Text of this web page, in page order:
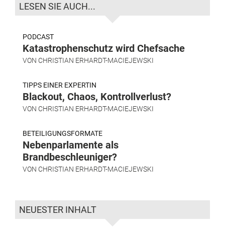
LESEN SIE AUCH...
PODCAST
Katastrophenschutz wird Chefsache
VON CHRISTIAN ERHARDT-MACIEJEWSKI
TIPPS EINER EXPERTIN
Blackout, Chaos, Kontrollverlust?
VON CHRISTIAN ERHARDT-MACIEJEWSKI
BETEILIGUNGSFORMATE
Nebenparlamente als
Brandbeschleuniger?
VON CHRISTIAN ERHARDT-MACIEJEWSKI
NEUESTER INHALT